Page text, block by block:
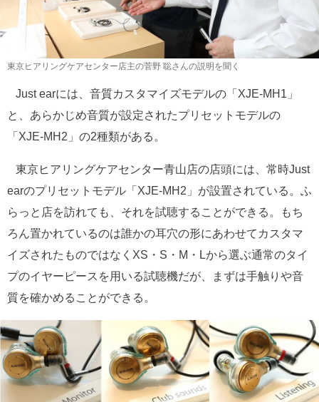
東京ヒアリングケアセンター店主の菅野 聡さんの説明を聞く
Just earには、音質カスタマイズモデルの「XJE-MH1」
と、あらかじめ音質が設定されたプリセットモデルの
「XJE-MH2」の2種類がある。
東京ヒアリングケアセンター青山店の店頭には、常時Just
earのプリセットモデル「XJE-MH2」が設置されている。ふ
らっと店を訪れても、それを試聴することができる。もち
ろん置かれているのは誰かの耳穴の形にあわせてカスタマ
イズされたものではなくXS・S・M・Lから選ぶ通常のタイ
プのイヤーピースを用いる試聴機だが、まずは手触りや音
質を確かめることができる。